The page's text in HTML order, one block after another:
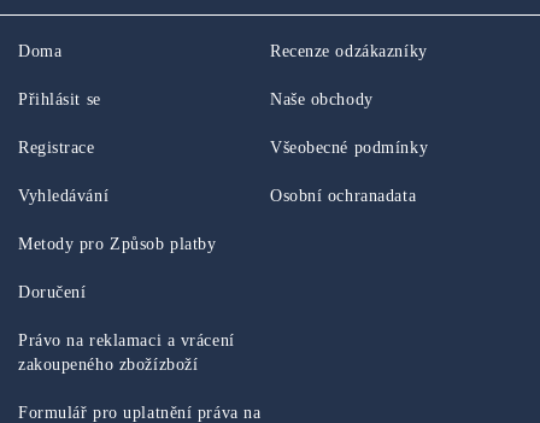
Doma
Přihlásit se
Registrace
Vyhledávání
Recenze odzákazníky
Naše obchody
Všeobecné podmínky
Osobní ochranadata
Metody pro Způsob platby
Doručení
Právo na reklamaci a vrácení
zakoupeného zbožízboží
Formulář pro uplatnění práva na